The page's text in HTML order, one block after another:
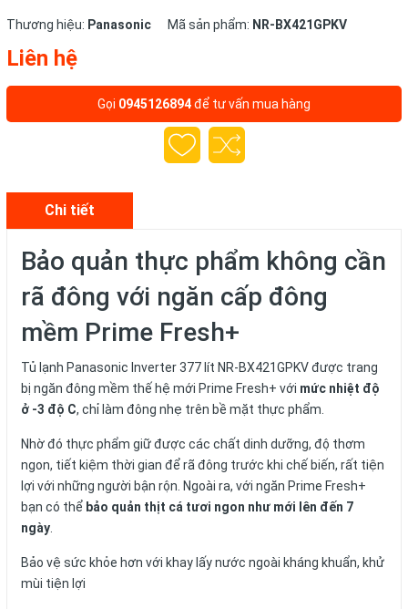
Thương hiệu: Panasonic Mã sản phẩm: NR-BX421GPKV
Liên hệ
Gọi 0945126894để tư vấn mua hàng
Chi tiết
Bảo quản thực phẩm không cần
rã đông với ngăn cấp đông
mềm Prime Fresh+
Tủ lạnh Panasonic Inverter 377 lít NR-BX421GPKV được trang
bị ngăn đông mềm thế hệ mới Prime Fresh+ với mức nhiệt độ
ở -3 độ C, chỉ làm đông nhẹ trên bề mặt thực phẩm.
Nhờ đó thực phẩm giữ được các chất dinh dưỡng, độ thơm
ngon, tiết kiệm thời gian để rã đông trước khi chế biến, rất tiện
lợi với những người bận rộn. Ngoài ra, với ngăn Prime Fresh+
bạn có thể bảo quản thịt cá tươi ngon như mới lên đến 7
ngày
Bảo vệ sức khỏe hơn với khay lấy nước ngoài kháng khuẩn, khử
mùi tiện lợi